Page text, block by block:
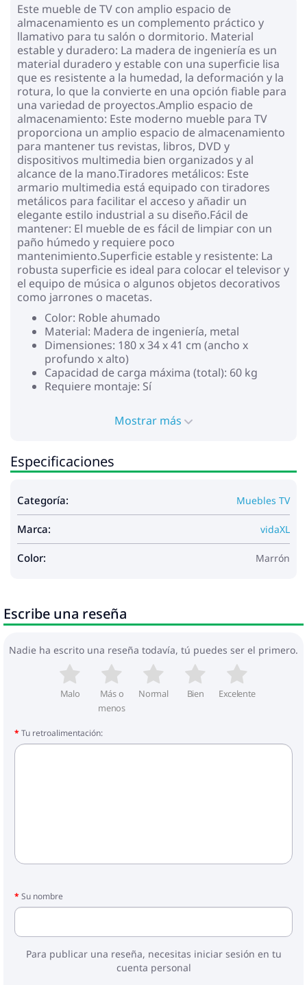
Este mueble de TV con amplio espacio de
almacenamiento es un complemento práctico y
llamativo para tu salón o dormitorio. Material
estable y duradero: La madera de ingeniería es un
material duradero y estable con una superficie lisa
que es resistente a la humedad, la deformación y la
rotura, lo que la convierte en una opción fiable para
una variedad de proyectos.Amplio espacio de
almacenamiento: Este moderno mueble para TV
proporciona un amplio espacio de almacenamiento
para mantener tus revistas, libros, DVD y
dispositivos multimedia bien organizados y al
alcance de la mano.Tiradores metálicos: Este
armario multimedia está equipado con tiradores
metálicos para facilitar el acceso y añadir un
elegante estilo industrial a su diseño.Fácil de
mantener: El mueble de es fácil de limpiar con un
paño húmedo y requiere poco
mantenimiento.Superficie estable y resistente: La
robusta superficie es ideal para colocar el televisor y
el equipo de música o algunos objetos decorativos
como jarrones o macetas.
Color: Roble ahumado
Material: Madera de ingeniería, metal
Dimensiones: 180 x 34 x 41 cm (ancho x
profundo x alto)
Capacidad de carga máxima (total): 60 kg
Requiere montaje: Sí
Mostrar más
Especificaciones
Categoría: Muebles TV
Marca: vidaXL
Color: Marrón
Escribe una reseña
Nadie ha escrito una reseña todavía, tú puedes ser el primero.
Malo
Más o
menos
Normal Bien Excelente
Tu retroalimentación:
Su nombre
Para publicar una reseña, necesitas iniciar sesión en tu
cuenta personal